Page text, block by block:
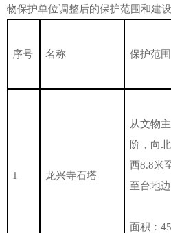
物保护单位调整后的保护范围和建
序号 名称 保护范围
1 龙兴寺石塔
从文物
阶，向
西8.8米
至台地边
面积：